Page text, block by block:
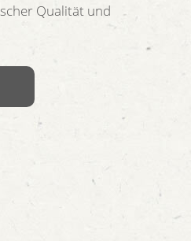
Qualität und